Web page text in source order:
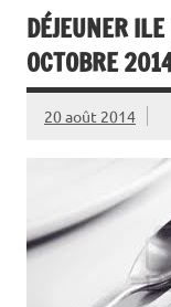
DÉJEUNER
OCTOBRE
20 août 2014